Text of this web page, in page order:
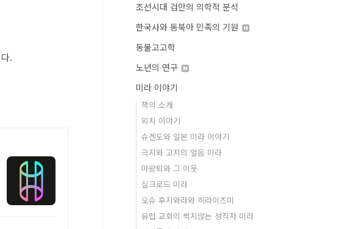
.
조선시대 검안의 의학적 분석
한국사와 동북아 민족의 기원
동물고고학
노년의 연구
미라 이야기
책의 소개
외치 이야기
슈겐도와 일본 미라 이야기
극지와 고지의 얼음 미라
마왕퇴와 그 이웃
실크로드 미라
오슈 후지와라와 히라이즈미
유럽 교회의 썩지않는 성직자 미라